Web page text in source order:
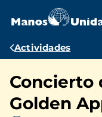
contenido
Ruta
navegación
Actividades
Concierto
Golden